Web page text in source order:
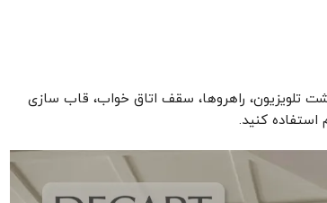
پشت تلویزیون، راهروها، سقف اتاق خواب، قاب ‌سازی
کنید.